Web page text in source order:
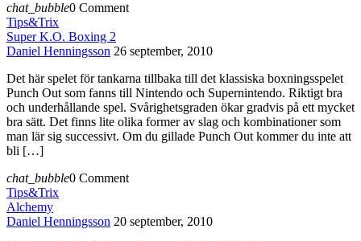
chat_bubble0 Comment
Tips&Trix
Super K.O. Boxing 2
Daniel Henningsson 26 september, 2010
Det här spelet för tankarna tillbaka till det klassiska boxningsspelet
Punch Out som fanns till Nintendo och Supernintendo. Riktigt bra
och underhållande spel. Svårighetsgraden ökar gradvis på ett mycket
bra sätt. Det finns lite olika former av slag och kombinationer som
man lär sig successivt. Om du gillade Punch Out kommer du inte att
bli […]
chat_bubble0 Comment
Tips&Trix
Alchemy
Daniel Henningsson 20 september, 2010